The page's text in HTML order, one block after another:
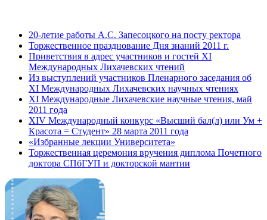
20-летие работы А.С. Запесоцкого на посту ректора
Торжественное празднование Дня знаний 2011 г.
Приветствия в адрес участников и гостей XI
Международных Лихачевских чтений
Из выступлений участников Пленарного заседания об
XI Международных Лихачевских научных чтениях
XI Международные Лихачевские научные чтения, май
2011 года
XIV Международный конкурс «Высший бал(л) или Ум +
Красота = Студент» 28 марта 2011 года
«Избранные лекции Университета»
Торжественная церемония вручения диплома Почетного
доктора СПбГУП и докторской мантии